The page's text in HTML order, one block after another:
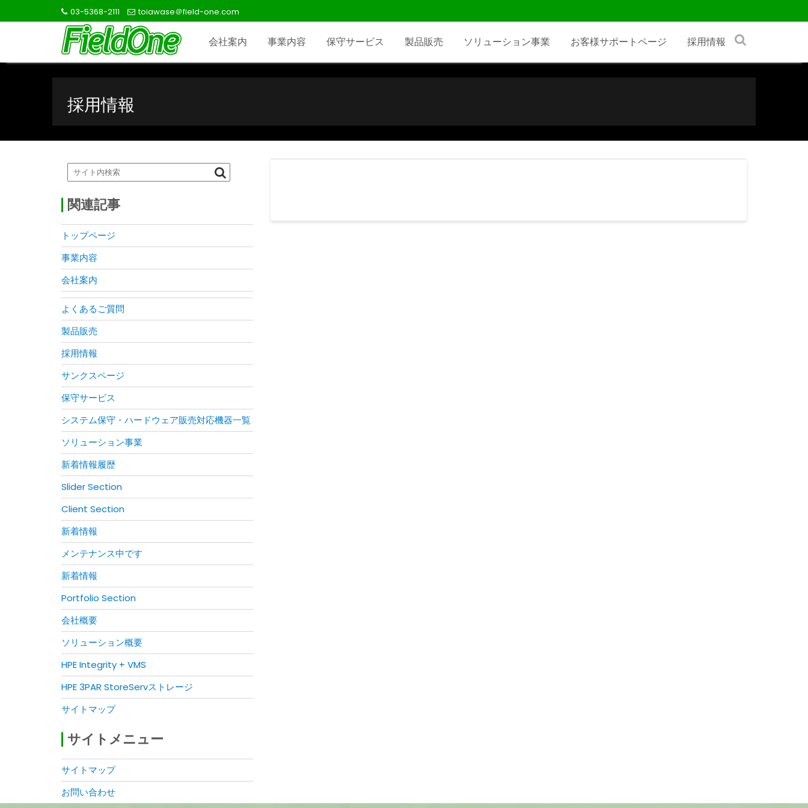
k
t
03-5368-2111 toiawase＠field-one.com
会社案内 事業内容 保守サービス 製品販売 ソリューション事業 お客様サポートページ 採用情報
採用情報
関連記事
トップページ
事業内容
会社案内
よくあるご質問
製品販売
採用情報
サンクスページ
保守サービス
システム保守・ハードウェア販売対応機器一覧
ソリューション事業
新着情報履歴
Slider Section
Client Section
新着情報
メンテナンス中です
新着情報
Portfolio Section
会社概要
ソリューション概要
HPE Integrity + VMS
HPE 3PAR StoreServストレージ
サイトマップ
サイトメニュー
サイトマップ
お問い合わせ